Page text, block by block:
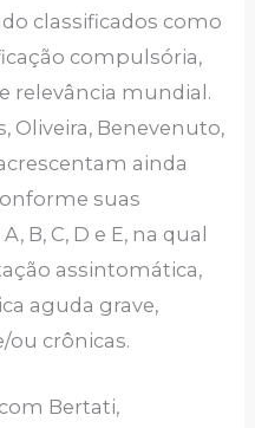
classificados como
compulsória,
relevância mundial.
Oliveira, Benevenuto,
ainda
suas
B, C, D e E, na qual
assintomática,
aguda grave,
ou crônicas.
Bertati,